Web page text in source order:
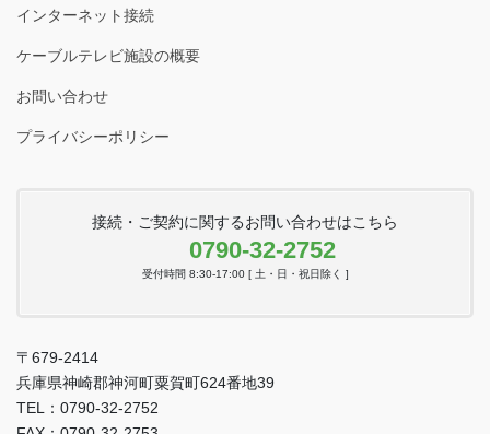
インターネット接続
ケーブルテレビ施設の概要
お問い合わせ
プライバシーポリシー
接続・ご契約に関するお問い合わせはこちら
0790-32-2752
受付時間 8:30-17:00 [ 土・日・祝日除く ]
〒679-2414
兵庫県神崎郡神河町粟賀町624番地39
TEL：0790-32-2752